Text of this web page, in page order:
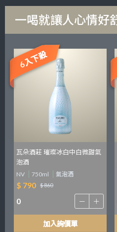
一喝就讓人心情好
6入下殺
瓦朵酒莊 璀璨冰白中白微甜氣
泡酒
NV 750ml 氣泡酒
$ 790 $ 860
加入詢價單